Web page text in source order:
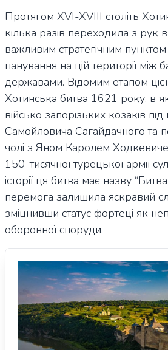
Протягом XVI-XVIII століть
кілька разів переходила з рук
важливим стратегічним пунктом
панування на цій території між
державами. Відомим етапом
Хотинська битва 1621 року, в
військо запорізьких козаків
Самойловича Сагайдачного та
чолі з Яном Каролем
150-тисячної турецької армії
історії ця битва має назву
перемога залишила яскравий
зміцнивши статус фортеці як
оборонної споруди.